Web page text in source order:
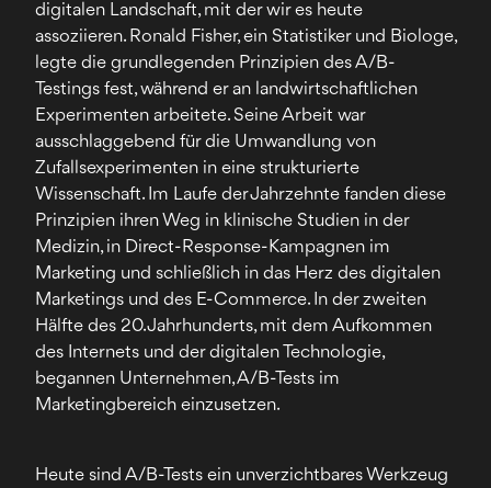
digitalen Landschaft, mit der wir es heute
assoziieren. Ronald Fisher, ein Statistiker und Biologe,
legte die grundlegenden Prinzipien des A/B-
Testings fest, während er an landwirtschaftlichen
Experimenten arbeitete. Seine Arbeit war
ausschlaggebend für die Umwandlung von
Zufallsexperimenten in eine strukturierte
Wissenschaft. Im Laufe der Jahrzehnte fanden diese
Prinzipien ihren Weg in klinische Studien in der
Medizin, in Direct-Response-Kampagnen im
Marketing und schließlich in das Herz des digitalen
Marketings und des E-Commerce. In der zweiten
Hälfte des 20. Jahrhunderts, mit dem Aufkommen
des Internets und der digitalen Technologie,
begannen Unternehmen, A/B-Tests im
Marketingbereich einzusetzen.
Heute sind A/B-Tests ein unverzichtbares Werkzeug